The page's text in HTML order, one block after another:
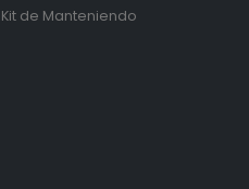
Kit de Manteniendo